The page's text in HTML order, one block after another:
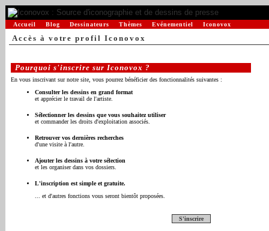
Accueil Blog Dessinateurs Thèmes Evénementiel Iconovox
Accès à votre profil Iconovox
Pourquoi s'inscrire sur Iconovox ?
En vous inscrivant sur notre site, vous pourrez bénéficier des fonctionnalités suivantes :
Consulter les dessins en grand format
et apprécier le travail de l'artiste.
Sélectionner les dessins que vous souhaitez utiliser
et commander les droits d'exploitation associés.
Retrouver vos dernières recherches
d'une visite à l'autre.
Ajouter les dessins à votre sélection
et les organiser dans vos dossiers.
L'inscription est simple et gratuite.
... et d'autres fonctions vous seront bientôt proposées.
S'inscrire